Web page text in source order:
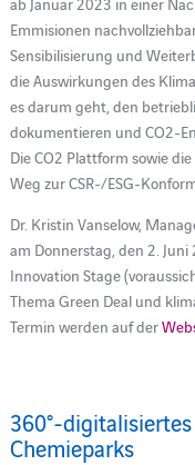
Emmisionen
Sensibilisierung und
die Auswirkungen des
es darum geht, den
dokumentieren und CO2-
Die CO2 Plattform sowie
Weg zur CSR-/ESG-
Dr. Kristin Vanselow,
am Donnerstag, den 2.
Innovation Stage
Thema Green Deal und
Termin werden auf der
360°-
Chemieparks